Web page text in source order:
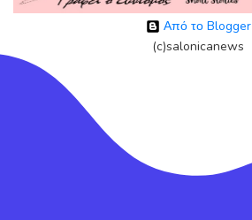
Από το Blogger
(c)salonicanews